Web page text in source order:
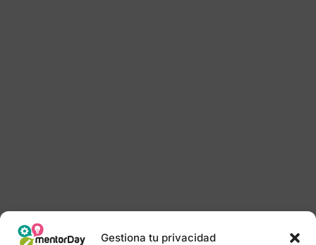
Gestiona tu privacidad